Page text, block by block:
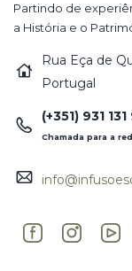
Partindo de
a História e o
Rua Eça de
Portugal
(+351) 931
Chamada para a